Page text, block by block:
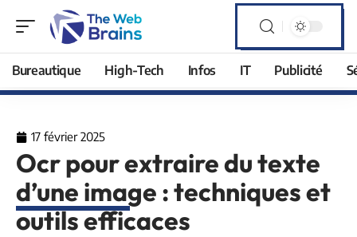
Bureautique High-Tech Infos IT Publicité
17 février 2025
Ocr pour extraire du texte
d’une image : techniques et
outils efficaces